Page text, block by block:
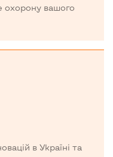
охорону вашого
в Україні та